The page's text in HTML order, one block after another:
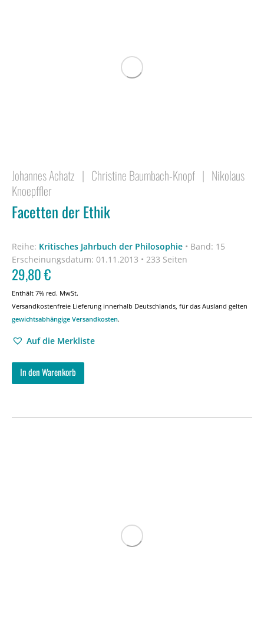
Johannes Achatz | Christine Baumbach-Knopf | Nikolaus
Knoepffler
Facetten der Ethik
Reihe: Kritisches Jahrbuch der Philosophie • Band: 15
Erscheinungsdatum: 01.11.2013 • 233 Seiten
29,80€
Enthält 7% red. MwSt.
Versandkostenfreie Lieferung innerhalb Deutschlands, für das Ausland gelten
gewichtsabhängige Versandkosten.
Auf die Merkliste
In den Warenkorb